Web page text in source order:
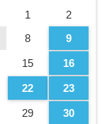
1
2
8 9
15 16
22 23
29
30